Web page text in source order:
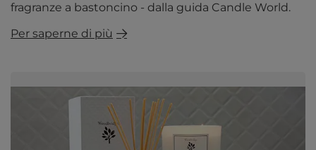
fragranze a bastoncino - dalla guida Candle World.
Per saperne di più